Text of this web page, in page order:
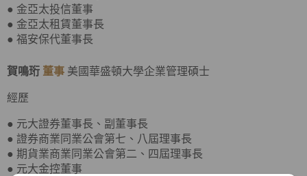
● 金亞太投信董事
● 金亞太租賃董事長
● 福安保代董事長
賀鳴珩 董事 美國華盛頓大學企業管理碩士
經歷
● 元大證券董事長、副董事長
● 證券商業同業公會第七、八屆理事長
● 期貨業商業同業公會第二、四屆理事長
● 元大金控董事